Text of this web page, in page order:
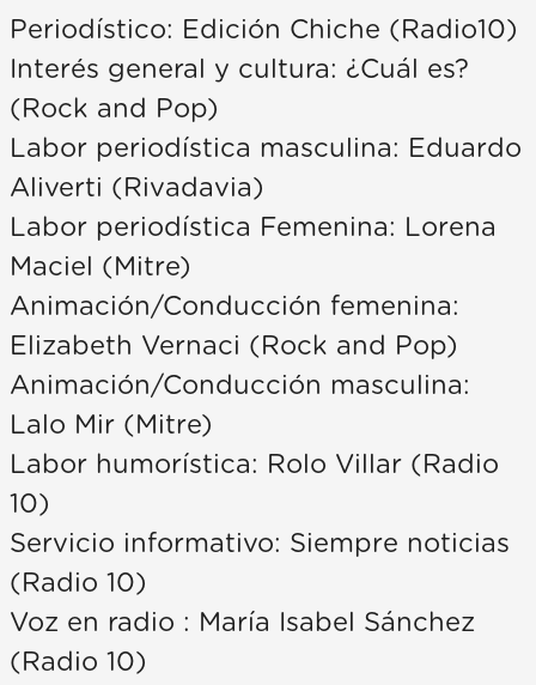
Periodístico: Edición Chiche (Radio10)
Interés general y cultura: ¿Cuál es?
(Rock and Pop)
Labor periodística masculina: Eduardo
Aliverti (Rivadavia)
Labor periodística Femenina: Lorena
Maciel (Mitre)
Animación/Conducción femenina:
Elizabeth Vernaci (Rock and Pop)
Animación/Conducción masculina:
Lalo Mir (Mitre)
Labor humorística: Rolo Villar (Radio
10)
Servicio informativo: Siempre noticias
(Radio 10)
Voz en radio : María Isabel Sánchez
(Radio 10)